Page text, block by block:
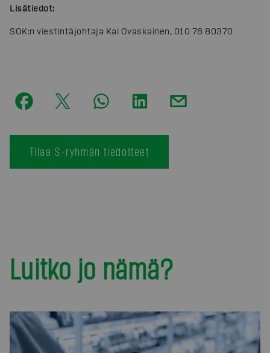
Lisätiedot:
SOK:n viestintäjohtaja Kai Ovaskainen, 010 76 80370
Tilaa S-ryhmän tiedotteet
Luitko jo nämä?